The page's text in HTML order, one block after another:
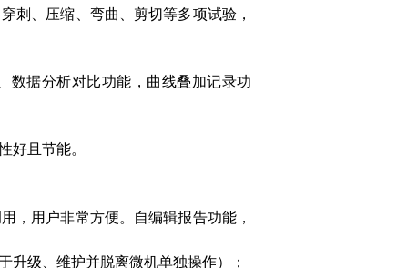
刺、压缩、弯曲、剪切等多项试验，
数据分析对比功能，曲线叠加记录功
好且节能。
，用户非常方便。自编辑报告功能，
升级、维护并脱离微机单独操作）；